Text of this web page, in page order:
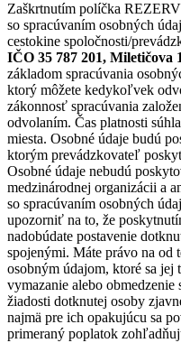
Zaškrtnutím políčka
so spracúvaním osobných
cestokine spoločnosti/
IČO 35 787 201, Miletičova
základom spracúvania
ktorý môžete kedykoľvek
zákonnosť spracúvania
odvolaním. Čas platnosti
miesta. Osobné údaje budú
ktorým prevádzkovateľ
Osobné údaje nebudú
medzinárodnej organizácii a
so spracúvaním osobných
upozorniť na to, že
nadobúdate postavenie
spojenými. Máte právo na od
osobným údajom, ktoré sa jej
vymazanie alebo
žiadosti dotknutej osoby
najmä pre ich opakujúcu sa
primeraný poplatok